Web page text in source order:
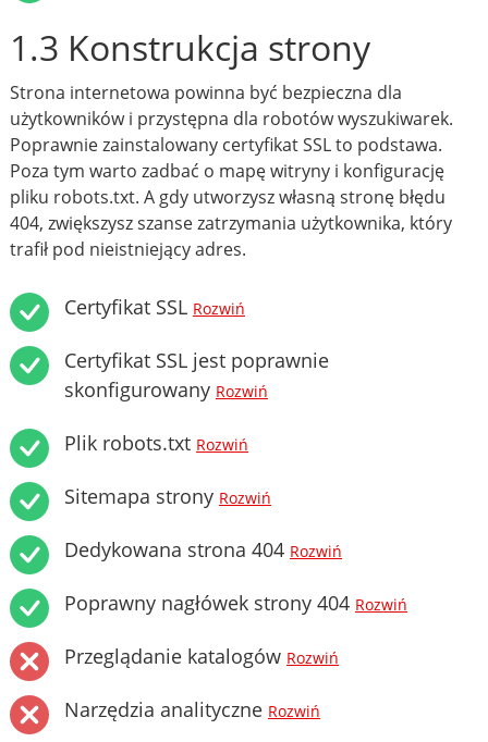
1.3 Konstrukcja strony
Strona internetowa powinna być bezpieczna dla
użytkowników i przystępna dla robotów wyszukiwarek.
Poprawnie zainstalowany certyfikat SSL to podstawa.
Poza tym warto zadbać o mapę witryny i konfigurację
pliku robots.txt. A gdy utworzysz własną stronę błędu
404, zwiększysz szanse zatrzymania użytkownika, który
trafił pod nieistniejący adres.
Certyfikat SSL Rozwiń
Certyfikat SSL jest poprawnie
skonfigurowany Rozwiń
Plik robots.txt Rozwiń
Sitemapa strony Rozwiń
Dedykowana strona 404 Rozwiń
Poprawny nagłówek strony 404 Rozwiń
Przeglądanie katalogów Rozwiń
Narzędzia analityczne Rozwiń